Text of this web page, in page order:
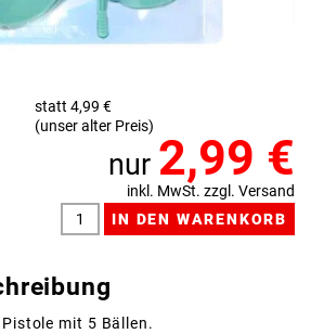
statt 4,99 €
(unser alter Preis)
nur 2,99 €
inkl. MwSt. zzgl. Versand
mit 5 Bällen.